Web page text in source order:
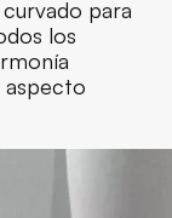
para
los
aspecto